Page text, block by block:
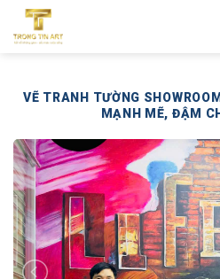
qua
VẼ TRANH TƯỜNG
MẠNH MẼ, ĐẬM